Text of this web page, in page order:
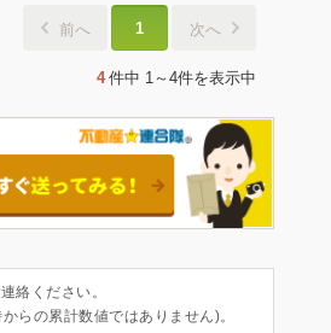
前へ 1 次へ
4 件中 1～4件を表示中
絡ください。
らの累計数値ではありません)。